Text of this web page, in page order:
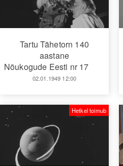
Tartu Tähetorn 140
aastane
Nõukogude Eesti nr 17
02.01.1949 12:00
Hetkel toimub